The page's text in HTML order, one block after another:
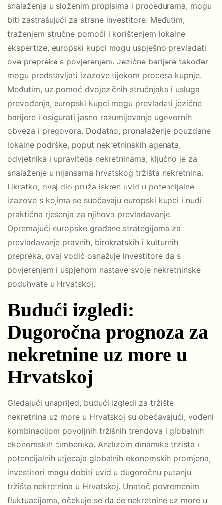
snalaženja u složenim propisima i procedurama, mogu
biti zastrašujući za strane investitore. Međutim,
traženjem stručne pomoći i korištenjem lokalne
ekspertize, europski kupci mogu uspješno prevladati
ove prepreke s povjerenjem. Jezične barijere također
mogu predstavljati izazove tijekom procesa kupnje.
Međutim, uz pomoć dvojezičnih stručnjaka i usluga
prevođenja, europski kupci mogu prevladati jezične
barijere i osigurati jasno razumijevanje ugovornih
obveza i pregovora. Dodatno, pronalaženje pouzdane
lokalne podrške, poput nekretninskih agenata,
odvjetnika i upravitelja nekretninama, ključno je za
snalaženje u nijansama hrvatskog tržišta nekretnina.
Ukratko, ovaj dio pruža iskren uvid u potencijalne
izazove s kojima se suočavaju europski kupci i nudi
praktična rješenja za njihovo prevladavanje.
Opremajući europske građane strategijama za
prevladavanje pravnih, birokratskih i kulturnih
prepreka, ovaj vodič osnažuje investitore da s
povjerenjem i uspjehom nastave svoje nekretninske
poduhvate u Hrvatskoj.
Budući izgledi:
Dugoročna prognoza za
nekretnine uz more u
Hrvatskoj
Gledajući unaprijed, budući izgledi za tržište
nekretnina uz more u Hrvatskoj su obećavajući, vođeni
kombinacijom povoljnih tržišnih trendova i globalnih
ekonomskih čimbenika. Analizom dinamike tržišta i
potencijalnih utjecaja globalnih ekonomskih promjena,
investitori mogu dobiti uvid u dugoročnu putanju
tržišta nekretnina u Hrvatskoj. Unatoč povremenim
fluktuacijama, očekuje se da će nekretnine uz more u